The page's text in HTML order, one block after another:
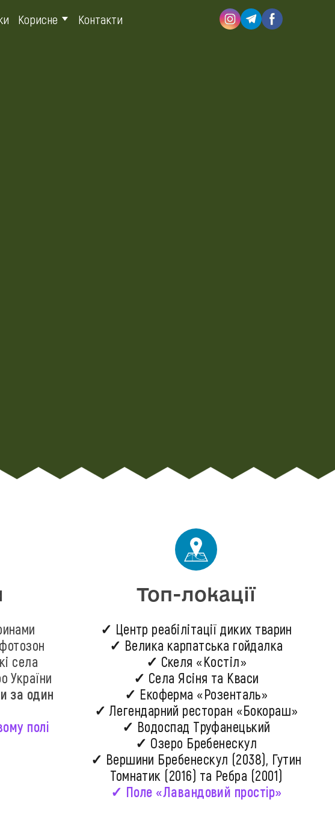
Корисне Контакти
села
України
за один
полі
Топ-локації
✓ Центр реабілітації диких тварин
✓ Велика карпатська гойдалка
✓ Скеля «Костіл»
✓ Села Ясіня та Кваси
✓ Екоферма «Розенталь»
✓ Легендарний ресторан «Бокораш»
✓ Водоспад Труфанецький
✓ Озеро Бребенескул
✓ Вершини Бребенескул (2038), Гутин
Томнатик (2016) та Ребра (2001)
✓ Поле «Лавандовий простір»